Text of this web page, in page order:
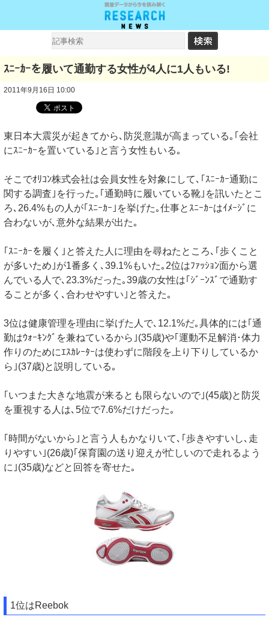
ｽﾆｰｶｰを履いて通勤する女性が4人に1人もいる!
2011年9月16日 10:00
東日本大震災が起きてから､防災意識が高まっている｡｢会社
にｽﾆｰｶｰを置いている｣と言う女性もいる｡
そこでｵﾘｺﾝ株式会社は会員女性を対象にして､｢ｽﾆｰｶｰ通勤に
関する調査｣を行った｡｢通勤時に履いている靴｣を訊いたとこ
ろ､26.4%もの人が｢ｽﾆｰｶｰ｣を挙げた｡仕事とｽﾆｰｶｰはｲﾒｰｼﾞに
合わないが､意外な結果が出た｡
｢ｽﾆｰｶｰを履く｣と答えた人に理由を尋ねたところ､｢歩くこと
が多いため｣が1番多く､39.1%もいた｡2位はﾌｧｯｼｮﾝ面から選
んでいる人で､23.3%だった｡39歳の女性は｢ｼﾞｰﾝｽﾞで通勤す
ることが多く､合わせやすい｣と答えた｡
3位は健康管理を理由に挙げた人で､12.1%だ｡具体的には｢通
勤はｳｫｰｷﾝｸﾞを兼ねているから｣(35歳)や｢運動不足解消･体力
作りのためにｴｽｶﾚｰﾀｰは使わずに階段を上り下りしているか
ら｣(37歳)と説明している｡
｢いつまた大きな地震が来るとも限らないので｣(45歳)と防災
を重視する人は､5位で7.6%だけだった｡
｢時間がないから｣と言う人もかなりいて､｢歩きやすいし､走
りやすい｣(26歳)｢保育園の送り迎えが忙しいので走れるよう
に｣(35歳)などと回答を寄せた｡
1位はReebok